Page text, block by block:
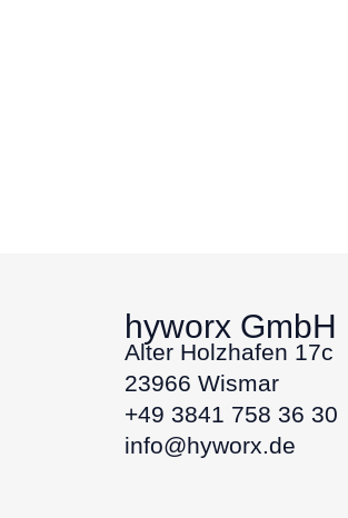
hyworx GmbH
Alter Holzhafen 17c
23966 Wismar
+49 3841 758 36 30
info@hyworx.de